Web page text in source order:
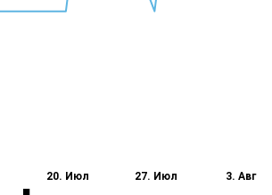
20. Июл 27. Июл 3. Авг